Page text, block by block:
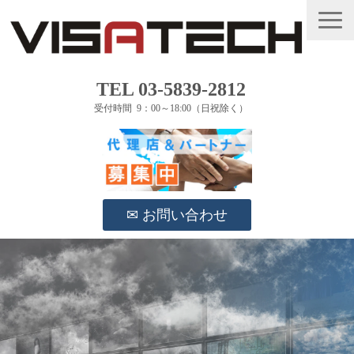
TEL 03-5839-2812
受付時間 9：00～18:00（日祝除く）
✉ お問い合わせ
製品ラインアップ
事例
ブログ